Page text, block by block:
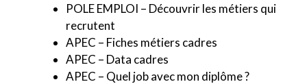
POLE EMPLOI – Découvrir les métiers qui
recrutent
APEC – Fiches métiers cadres
APEC – Data cadres
APEC – Quel job avec mon diplôme ?